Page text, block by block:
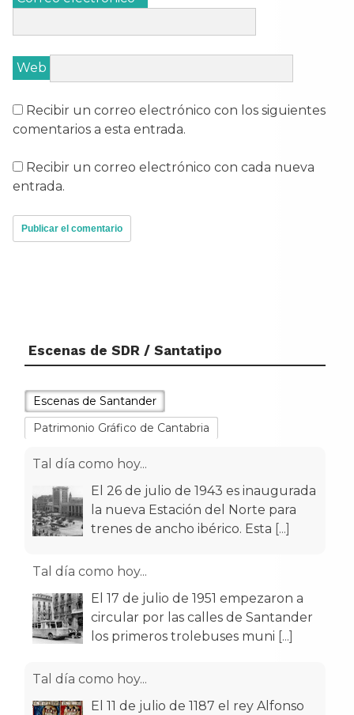
Web
Recibir un correo electrónico con los siguientes
comentarios a esta entrada.
Recibir un correo electrónico con cada nueva
entrada.
Escenas de SDR / Santatipo
Escenas de Santander
Patrimonio Gráfico de Cantabria
Tal día como hoy...
El 26 de julio de 1943 es inaugurada
la nueva Estación del Norte para
trenes de ancho ibérico. Esta [...]
Tal día como hoy...
El 17 de julio de 1951 empezaron a
circular por las calles de Santander
los primeros trolebuses muni [...]
Tal día como hoy...
El 11 de julio de 1187 el rey Alfonso